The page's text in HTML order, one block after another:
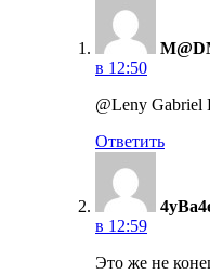
в 12:50
@Leny Gabriel
Ответить
в 12:59
Это же не